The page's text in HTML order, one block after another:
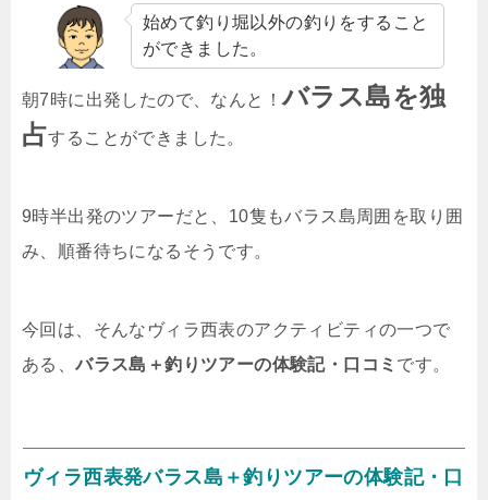
始めて釣り堀以外の釣りをすること
ができました。
朝7時に出発したので、なんと！バラス島を独
占することができました。
9時半出発のツアーだと、10隻もバラス島周囲を取り囲
み、順番待ちになるそうです。
今回は、そんなヴィラ西表のアクティビティの一つで
ある、バラス島＋釣りツアーの体験記・口コミ です。
ヴィラ西表発バラス島＋釣りツアーの体験記・口